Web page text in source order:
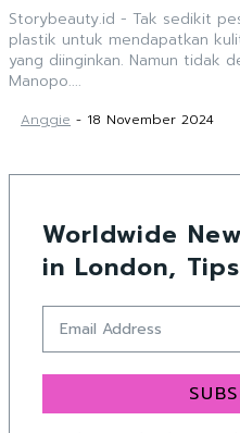
Storybeauty.id - Tak sedikit
plastik untuk mendapatkan
yang diinginkan. Namun tidak
Manopo....
Anggie - 18 November 2024
Worldwide
in London,